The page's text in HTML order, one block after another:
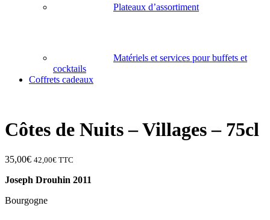
Plateaux d’assortiment
Matériels et services pour buffets et
cocktails
Coffrets cadeaux
Côtes de Nuits – Villages – 75cl
35,00€ 42,00€ TTC
Joseph Drouhin 2011
Bourgogne